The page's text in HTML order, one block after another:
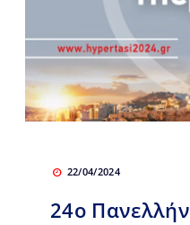
22/04/2024
24o